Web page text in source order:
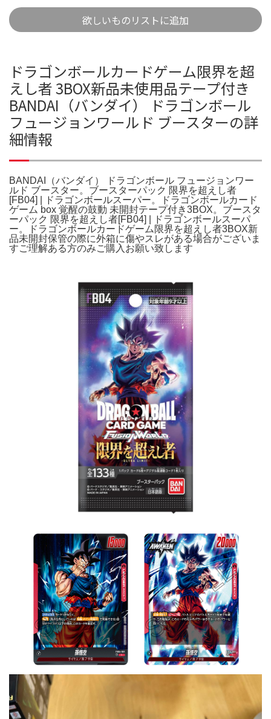
欲しいものリストに追加
ドラゴンボールカードゲーム限界を超
えし者 3BOX新品未使用品テープ付き
BANDAI（バンダイ） ドラゴンボール
フュージョンワールド ブースターの詳
細情報
BANDAI（バンダイ） ドラゴンボール フュージョンワー
ルド ブースター。ブースターパック 限界を超えし者
[FB04] | ドラゴンボールスーパー。ドラゴンボールカード
ゲーム box 覚醒の鼓動 未開封テープ付き3BOX。ブースタ
ーパック 限界を超えし者[FB04] | ドラゴンボールスーパ
ー。ドラゴンボールカードゲーム限界を超えし者3BOX新
品未開封保管の際に外箱に傷やスレがある場合がございま
すご理解ある方のみご購入お願い致します